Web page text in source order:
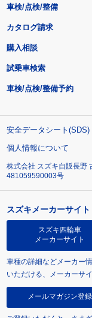
車検/点検/整備
カタログ請求
購入相談
試乗車検索
車検/点検/整備予約
安全データシート(SDS)
個人情報について
株式会社 スズキ自販長野
481059590003号
スズキメーカーサイト
スズキ四輪車
メーカーサイト
車種の詳細などメーカー
いただける、メーカーサイ
メールマガジン登録